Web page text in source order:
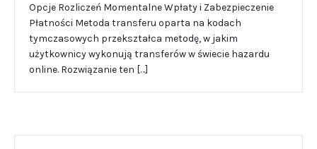
Opcje Rozliczeń Momentalne Wpłaty i Zabezpieczenie
Płatności Metoda transferu oparta na kodach
tymczasowych przekształca metodę, w jakim
użytkownicy wykonują transferów w świecie hazardu
online. Rozwiązanie ten […]